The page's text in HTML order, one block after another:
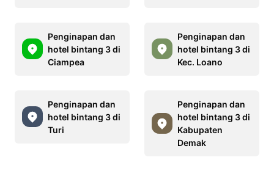
Penginapan dan
hotel bintang 3 di
Ciampea
Penginapan dan
hotel bintang 3 di
Kec. Loano
Penginapan dan
hotel bintang 3 di
Turi
Penginapan dan
hotel bintang 3 di
Kabupaten
Demak